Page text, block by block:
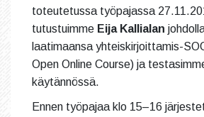
toteutetussa työpajassa
tutustuimme Eija Kallialan
laatimaansa yhteiskirjoittamis-
Open Online Course) ja
käytännössä.
Ennen työpajaa klo 15–16